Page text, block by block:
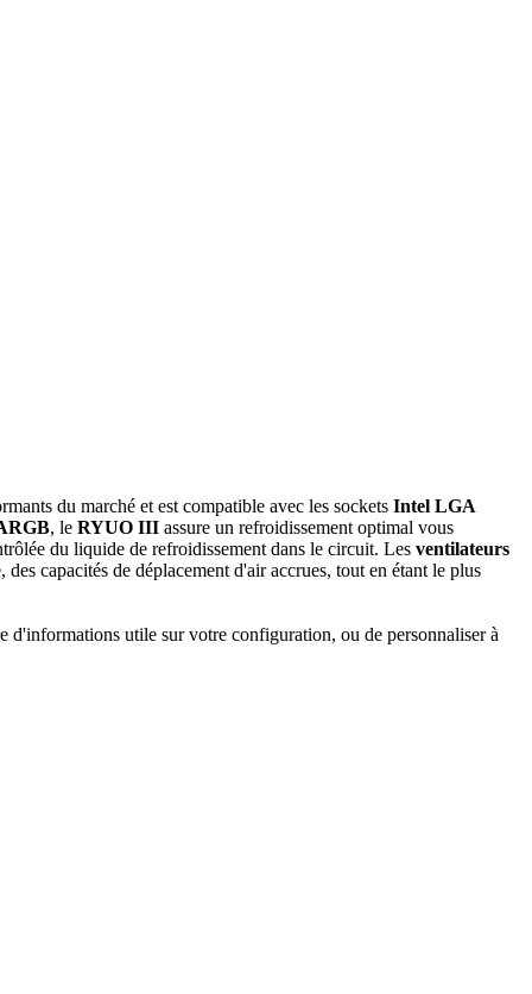
du marché et est compatible avec les sockets Intel LGA
, le RYUO III assure un refroidissement optimal vous
du liquide de refroidissement dans le circuit. Les ventilateurs
capacités de déplacement d'air accrues, tout en étant le plus
utile sur votre configuration, ou de personnaliser à